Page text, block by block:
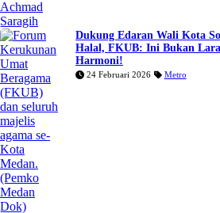
Dukung Edaran Wali Kota
Halal, FKUB: Ini Bukan
Harmoni!
24 Februari 2026 Metro